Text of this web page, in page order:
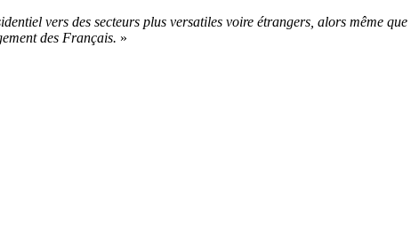
vers des secteurs plus versatiles voire étrangers, alors même que
des Français. »